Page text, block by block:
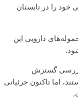
خود را در تابستان
دارویی این
گسترش
اما تاکنون جزئیاتی